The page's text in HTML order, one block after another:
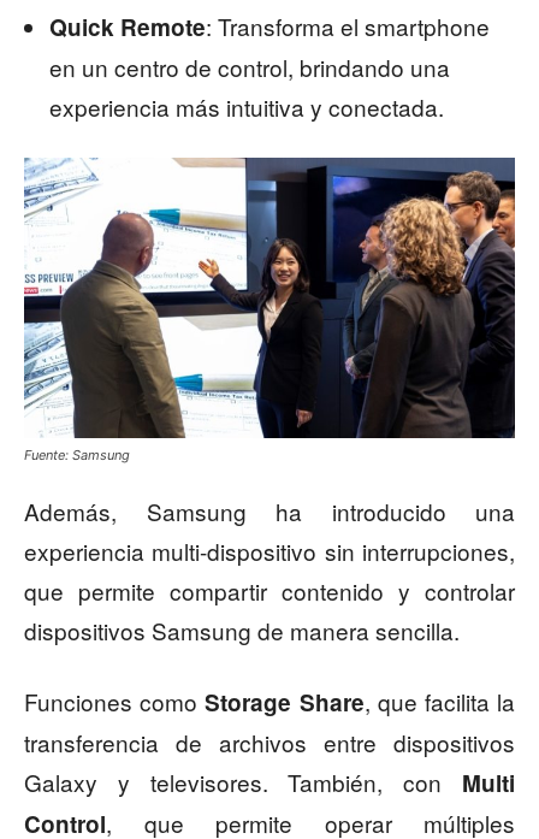
Quick Remote: Transforma el smartphone
en un centro de control, brindando una
experiencia más intuitiva y conectada.
Fuente: Samsung
Además, Samsung ha introducido una
experiencia multi-dispositivo sin interrupciones,
que permite compartir contenido y controlar
dispositivos Samsung de manera sencilla.
Funciones comoStorage Share, que facilita la
transferencia de archivos entre dispositivos
Galaxy y televisores. También, con Multi
Control, que permite operar múltiples